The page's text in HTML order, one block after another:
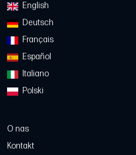
English
Deutsch
Français
Español
Italiano
Polski
O nas
Kontakt